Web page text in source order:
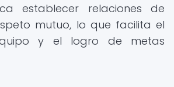
establecer relaciones de
mutuo, lo que facilita el
y el logro de metas